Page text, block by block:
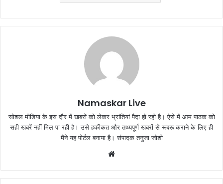
Namaskar Live
सोशल मीडिया के इस दौर में खबरों को लेकर भ्रांतियां पैदा हो रही है। ऐसे में आम पाठक को
सही खबरें नहीं मिल पा रही है। उसे हकीकत और तथ्यपूर्ण खबरों से रूबरू कराने के लिए ही
मैंने यह पोर्टल बनाया है। संपादक तनुजा जोशी
b